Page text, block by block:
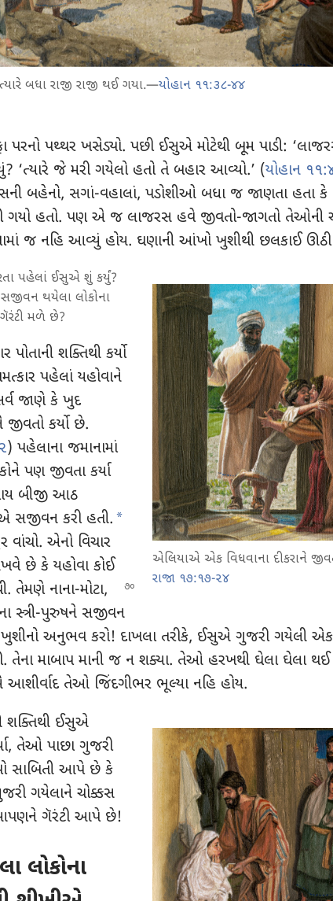
બધા રાજી રાજી થઈ ગયા.—યોહાન ૧૧:૩૮-૪૪
પરનો પથ્થર ખસેડ્યો. પછી ઈસુએ મોટેથી બૂમ પાડી:
‘ત્યારે જે મરી ગયેલો હતો તે બહાર આવ્યો.’ (યોહાન
બહેનો, સગાં-વહાલાં, પડોશીઓ બધા જ જાણતા હતા
ગયો હતો. પણ એ જ લાજરસ હવે જીવતો-જાગતો
જ નહિ આવ્યું હોય. ઘણાની આંખો ખુશીથી છલકાઈ
એલિયાએ એક વિધવાના દીકરાને
રાજા ૧૭:૧૭-૨૪
પહેલાં ઈસુએ શું કર્યું?
થયેલા લોકોના
મળે છે?
શક્તિથી કર્યો
પહેલાં યહોવાને
જાણે કે ખુદ
કર્યો છે.
) પહેલાના જમાનામાં
પણ જીવતા કર્યા
બીજી આઠ
સજીવન કરી હતી. a
એનો વિચાર
છે કે યહોવા કોઈ
તેમણે નાના-મોટા,
સ્ત્રી-પુરુષને સજીવન
ખુશીનો અનુભવ કરો! દાખલા તરીકે, ઈસુએ ગુજરી ગયેલી એક
તેના માબાપ માની જ ન શક્યા. તેઓ હરખથી ઘેલા ઘેલા
આશીર્વાદ તેઓ જિંદગીભર ભૂલ્યા નહિ હોય.
શક્તિથી ઈસુએ
તેઓ પાછા ગુજરી
સાબિતી આપે છે કે
ગયેલાને ચોક્કસ
ગૅરંટી આપે છે!
લોકોના